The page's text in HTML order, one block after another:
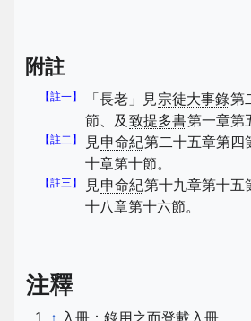
附註
【註一】 「長老」見宗徒大事錄第
節、及 致提多書第一章第
【註二】 見申命紀第二十五章第四
十章第十節。
【註三】 見申命紀第十九章第十五
十八章第十六節。
注釋
↑ 入冊：錄用之而登載入冊。